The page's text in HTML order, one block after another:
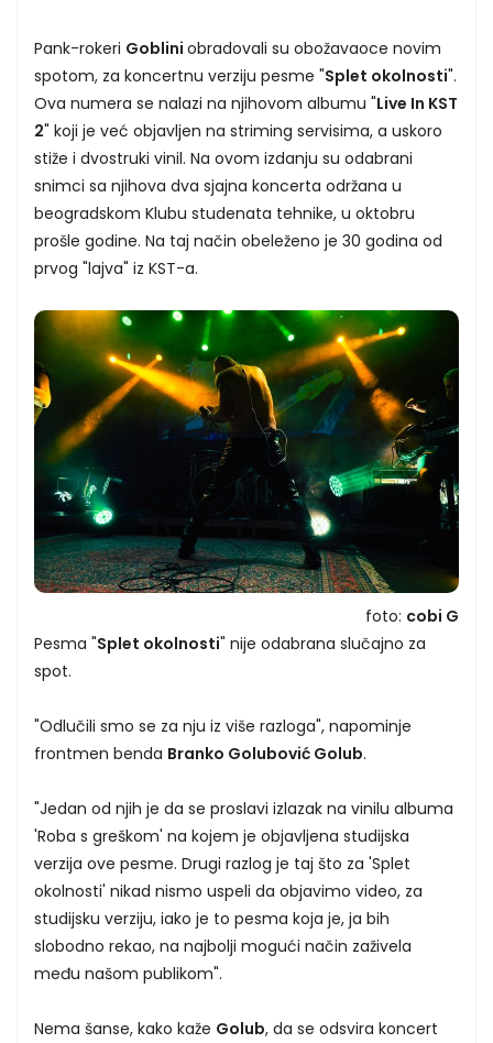
Pank-rokeri Goblini obradovali su obožavaoce novim
spotom, za koncertnu verziju pesme "Splet okolnosti".
Ova numera se nalazi na njihovom albumu "Live In KST
2" koji je već objavljen na striming servisima, a uskoro
stiže i dvostruki vinil. Na ovom izdanju su odabrani
snimci sa njihova dva sjajna koncerta održana u
beogradskom Klubu studenata tehnike, u oktobru
prošle godine. Na taj način obeleženo je 30 godina od
prvog "lajva" iz KST-a.
foto: cobi G
Pesma "Splet okolnosti" nije odabrana slučajno za
spot.
"Odlučili smo se za nju iz više razloga", napominje
frontmen benda Branko Golubović Golub.
"Jedan od njih je da se proslavi izlazak na vinilu albuma
'Roba s greškom' na kojem je objavljena studijska
verzija ove pesme. Drugi razlog je taj što za 'Splet
okolnosti' nikad nismo uspeli da objavimo video, za
studijsku verziju, iako je to pesma koja je, ja bih
slobodno rekao, na najbolji mogući način zaživela
među našom publikom".
Nema šanse, kako kaže Golub, da se odsvira koncert